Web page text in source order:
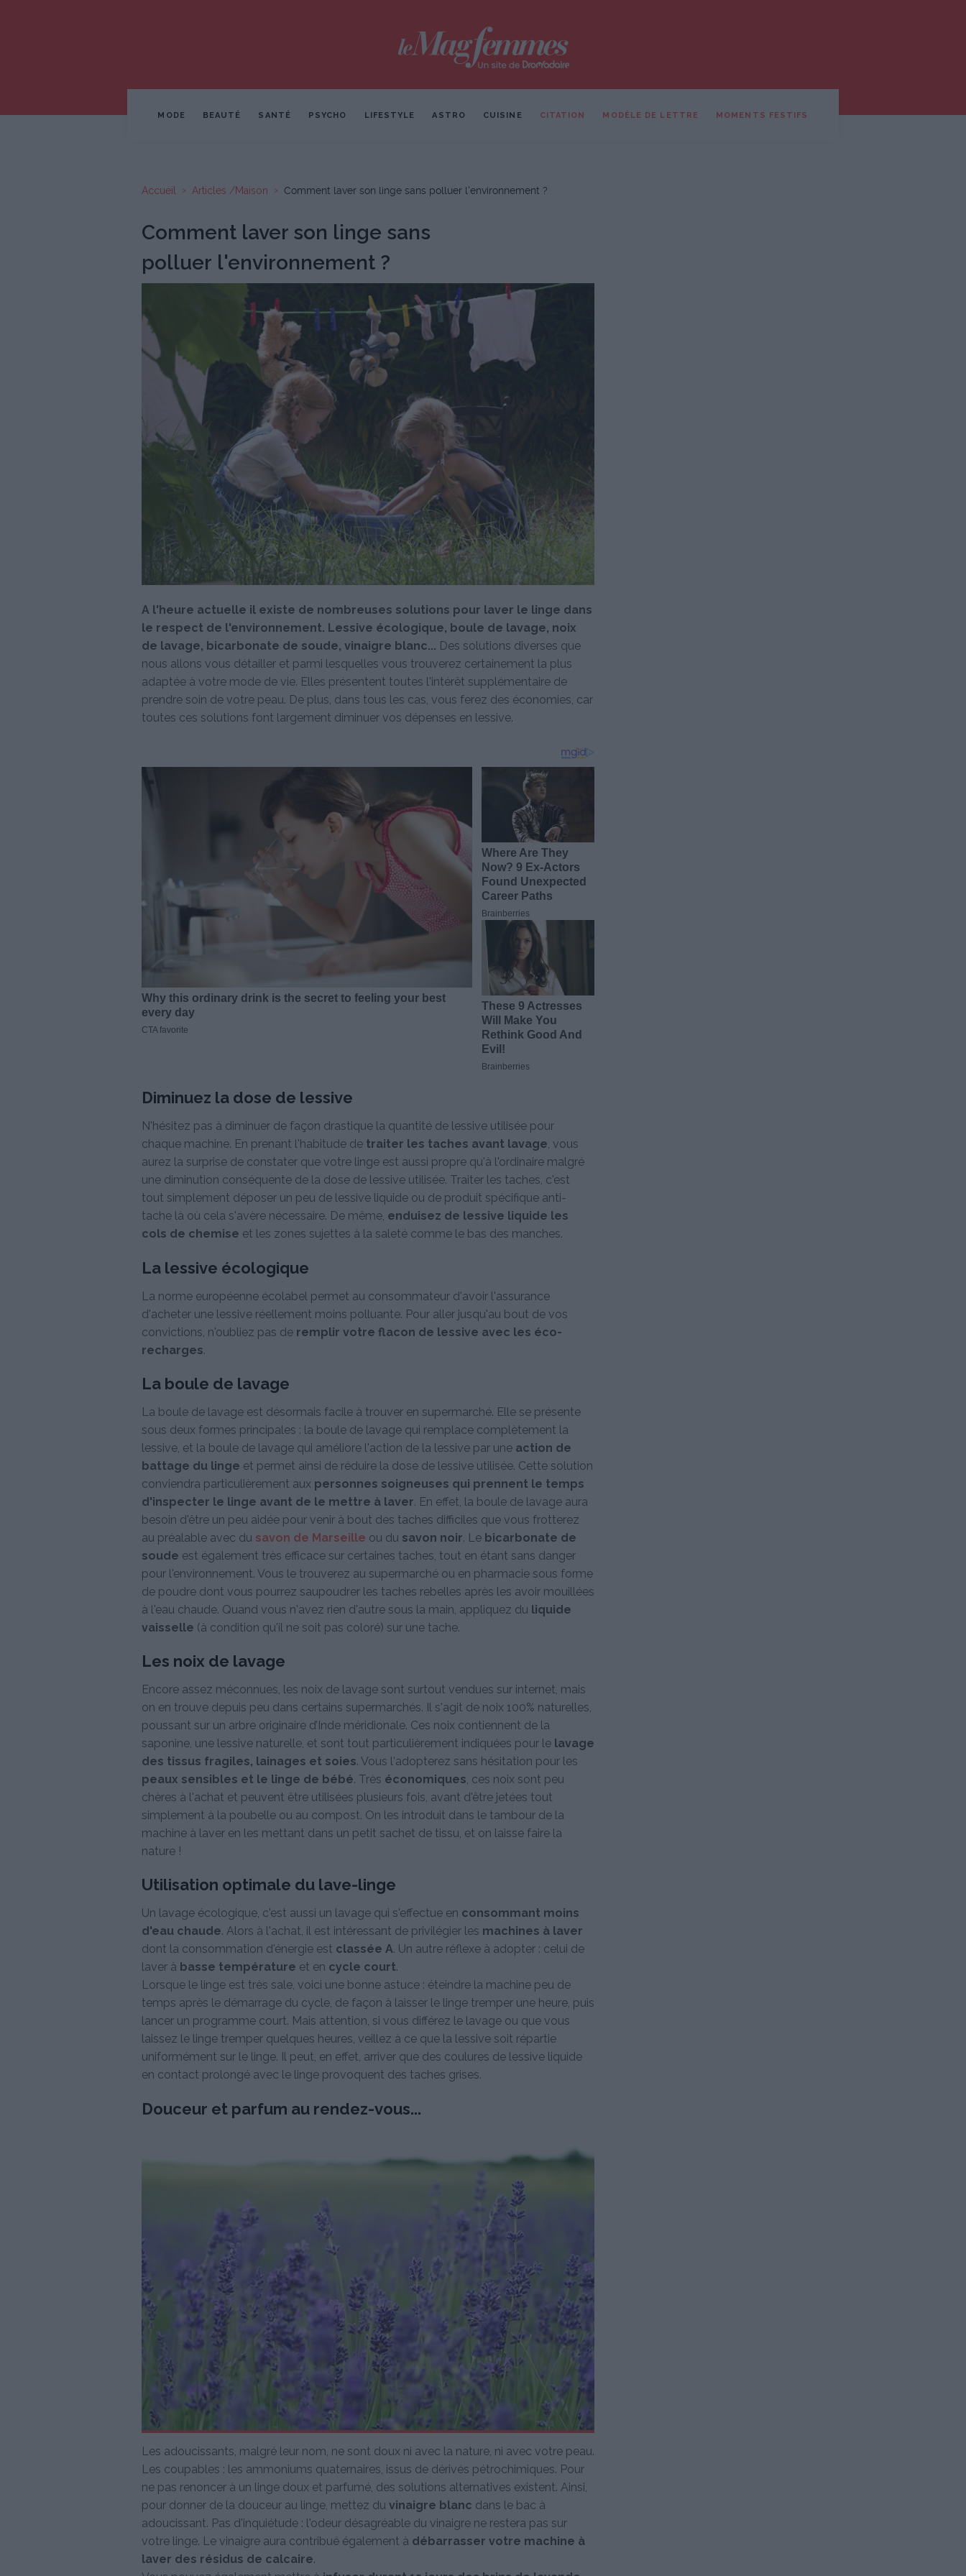
MODE BEAUTÉ SANTÉ PSYCHO LIFESTYLE ASTRO CUISINE CITATION MODÈLE DE LETTRE MOMENTS FESTIFS
Accueil Articles /Maison Comment laver son linge sans polluer l'environnement ?
Comment laver son linge sans
polluer l'environnement ?
A l'heure actuelle il existe de nombreuses solutions pour laver le linge dans
le respect de l'environnement. Lessive écologique, boule de lavage, noix
de lavage, bicarbonate de soude, vinaigre blanc... Des solutions diverses que
nous allons vous détailler et parmi lesquelles vous trouverez certainement la plus
adaptée à votre mode de vie. Elles présentent toutes l'intérêt supplémentaire de
prendre soin de votre peau. De plus, dans tous les cas, vous ferez des économies, car
toutes ces solutions font largement diminuer vos dépenses en lessive.
Diminuez la dose de lessive
N'hésitez pas à diminuer de façon drastique la quantité de lessive utilisée pour
chaque machine. En prenant l'habitude de traiter les taches avant lavage, vous
aurez la surprise de constater que votre linge est aussi propre qu'à l'ordinaire malgré
une diminution conséquente de la dose de lessive utilisée. Traiter les taches, c'est
tout simplement déposer un peu de lessive liquide ou de produit spécifique anti-
tache là où cela s'avère nécessaire. De même, enduisez de lessive liquide les
cols de chemise et les zones sujettes à la saleté comme le bas des manches.
La lessive écologique
La norme européenne écolabel permet au consommateur d'avoir l'assurance
d'acheter une lessive réellement moins polluante. Pour aller jusqu'au bout de vos
convictions, n'oubliez pas de remplir votre flacon de lessive avec les éco-
recharges.
La boule de lavage
La boule de lavage est désormais facile à trouver en supermarché. Elle se présente
sous deux formes principales : la boule de lavage qui remplace complètement la
lessive, et la boule de lavage qui améliore l'action de la lessive par une action de
battage du linge et permet ainsi de réduire la dose de lessive utilisée. Cette solution
conviendra particulièrement aux personnes soigneuses qui prennent le temps
d'inspecter le linge avant de le mettre à laver. En effet, la boule de lavage aura
besoin d'être un peu aidée pour venir à bout des taches difficiles que vous frotterez
au préalable avec du savon de Marseille ou du savon noir. Le bicarbonate de
soude est également très efficace sur certaines taches, tout en étant sans danger
pour l'environnement. Vous le trouverez au supermarché ou en pharmacie sous forme
de poudre dont vous pourrez saupoudrer les taches rebelles après les avoir mouillées
à l'eau chaude. Quand vous n'avez rien d'autre sous la main, appliquez du liquide
vaisselle (à condition qu'il ne soit pas coloré) sur une tache.
Les noix de lavage
Encore assez méconnues, les noix de lavage sont surtout vendues sur internet, mais
on en trouve depuis peu dans certains supermarchés. Il s'agit de noix 100% naturelles,
poussant sur un arbre originaire d’Inde méridionale. Ces noix contiennent de la
saponine, une lessive naturelle, et sont tout particulièrement indiquées pour le lavage
des tissus fragiles, lainages et soies. Vous l'adopterez sans hésitation pour les
peaux sensibles et le linge de bébé. Très économiques, ces noix sont peu
chères à l'achat et peuvent être utilisées plusieurs fois, avant d'être jetées tout
simplement à la poubelle ou au compost. On les introduit dans le tambour de la
machine à laver en les mettant dans un petit sachet de tissu, et on laisse faire la
nature !
Utilisation optimale du lave-linge
Un lavage écologique, c'est aussi un lavage qui s'effectue en consommant moins
d'eau chaude. Alors à l'achat, il est intéressant de privilégier les machines à laver
dont la consommation d'énergie est classée A. Un autre réflexe à adopter : celui de
laver à basse température et en cycle court.
Lorsque le linge est très sale, voici une bonne astuce : éteindre la machine peu de
temps après le démarrage du cycle, de façon à laisser le linge tremper une heure, puis
lancer un programme court. Mais attention, si vous différez le lavage ou que vous
laissez le linge tremper quelques heures, veillez à ce que la lessive soit répartie
uniformément sur le linge. Il peut, en effet, arriver que des coulures de lessive liquide
en contact prolongé avec le linge provoquent des taches grises.
Douceur et parfum au rendez-vous...
Les adoucissants, malgré leur nom, ne sont doux ni avec la nature, ni avec votre peau.
Les coupables : les ammoniums quaternaires, issus de dérivés pétrochimiques. Pour
ne pas renoncer à un linge doux et parfumé, des solutions alternatives existent. Ainsi,
pour donner de la douceur au linge, mettez du vinaigre blanc dans le bac à
adoucissant. Pas d'inquiétude : l'odeur désagréable du vinaigre ne restera pas sur
votre linge. Le vinaigre aura contribué également à débarrasser votre machine à
laver des résidus de calcaire.